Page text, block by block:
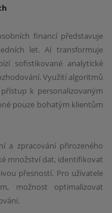
financí představuje
let. AI transformuje
sofistikované analytické
Využití algoritmů
k personalizovaným
pouze bohatým klientům
a zpracování přirozeného
množství dat, identifikovat
přesností. Pro uživatele
možnost optimalizovat